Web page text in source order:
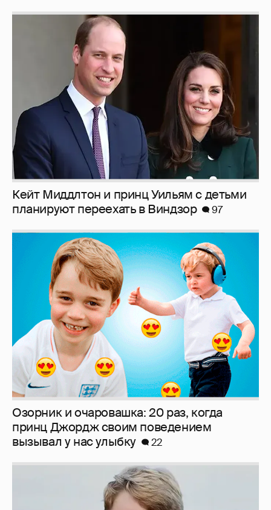
Кейт Миддлтон и принц Уильям с детьми
планируют переехать в Виндзор
97
Озорник и очаровашка: 20 раз, когда
принц Джордж своим поведением
вызывал у нас улыбку
22